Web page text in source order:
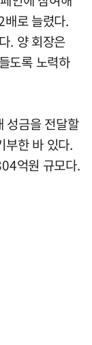
로 늘렸다.
. 양 회장은
도록 노력하
성금을 전달할
부한 바 있다.
억원 규모다.